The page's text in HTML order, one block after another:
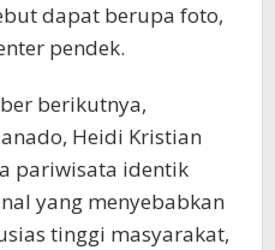
dapat berupa foto,
pendek.
berikutnya,
Heidi Kristian
pariwisata identik
yang menyebabkan
tinggi masyarakat,